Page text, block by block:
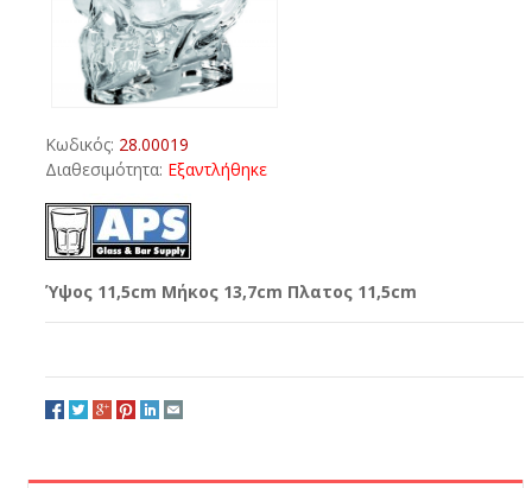
Κωδικός: 28.00019
Διαθεσιμότητα: Εξαντλήθηκε
Ύψος 11,5cm Μήκος 13,7cm Πλατος 11,5cm